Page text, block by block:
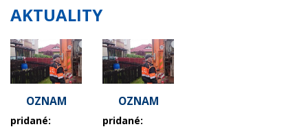
AKTUALITY
OZNAM
pridané:
OZNAM
pridané: